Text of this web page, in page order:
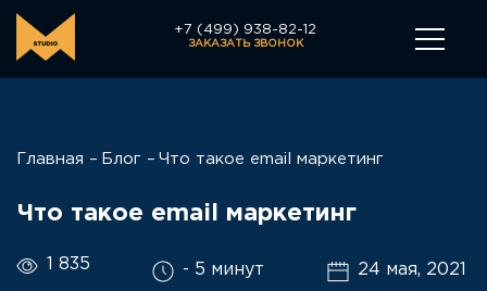
+7 (499) 938-82-12
ЗАКАЗАТЬ ЗВОНОК
Главная Блог Что такое email маркетинг
Что такое email маркетинг
1 835 - 5 минут 24 мая, 2021